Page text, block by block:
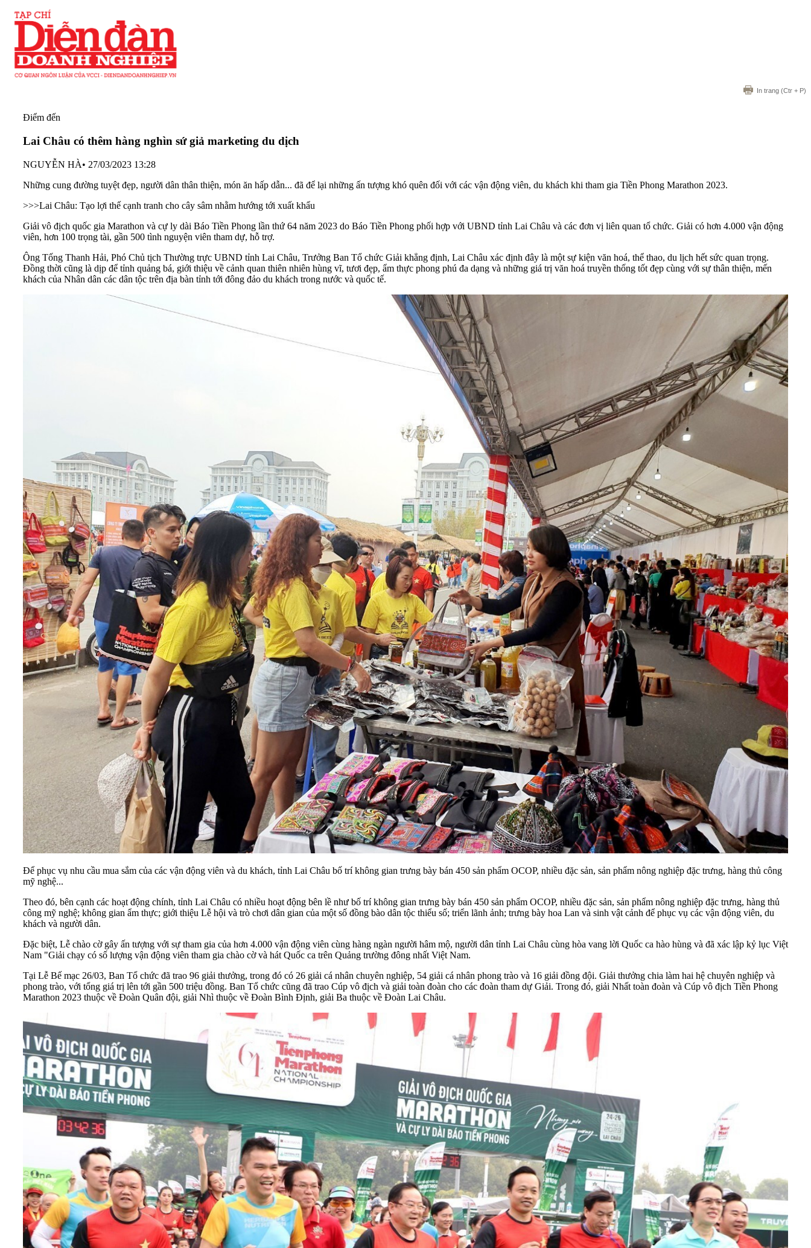
In trang (Ctr + P)
Điểm đến
Lai Châu có thêm hàng nghìn sứ giả marketing du dịch
NGUYỄN HÀ• 27/03/2023 13:28
Những cung đường tuyệt đẹp, người dân thân thiện, món ăn hấp dẫn... đã để lại những ấn tượng khó quên đối với các vận động viên, du khách khi tham gia Tiền Phong Marathon 2023.
>>>Lai Châu: Tạo lợi thế cạnh tranh cho cây sâm nhằm hướng tới xuất khẩu
Giải vô địch quốc gia Marathon và cự ly dài Báo Tiền Phong lần thứ 64 năm 2023 do Báo Tiền Phong phối hợp với UBND tỉnh Lai Châu và các đơn vị liên quan tổ chức. Giải có hơn 4.000 vận động
viên, hơn 100 trọng tài, gần 500 tình nguyện viên tham dự, hỗ trợ.
Ông Tống Thanh Hải, Phó Chủ tịch Thường trực UBND tỉnh Lai Châu, Trưởng Ban Tổ chức Giải khẳng định, Lai Châu xác định đây là một sự kiện văn hoá, thể thao, du lịch hết sức quan trọng.
Đồng thời cũng là dịp để tỉnh quảng bá, giới thiệu về cảnh quan thiên nhiên hùng vĩ, tươi đẹp, ẩm thực phong phú đa dạng và những giá trị văn hoá truyền thống tốt đẹp cùng với sự thân thiện, mến
khách của Nhân dân các dân tộc trên địa bàn tỉnh tới đông đảo du khách trong nước và quốc tế.
Để phục vụ nhu cầu mua sắm của các vận động viên và du khách, tỉnh Lai Châu bố trí không gian trưng bày bán 450 sản phẩm OCOP, nhiều đặc sản, sản phẩm nông nghiệp đặc trưng, hàng thủ công
mỹ nghệ...
Theo đó, bên cạnh các hoạt động chính, tỉnh Lai Châu có nhiều hoạt động bên lề như bố trí không gian trưng bày bán 450 sản phẩm OCOP, nhiều đặc sản, sản phẩm nông nghiệp đặc trưng, hàng thủ
công mỹ nghệ; không gian ẩm thực; giới thiệu Lễ hội và trò chơi dân gian của một số đồng bào dân tộc thiểu số; triển lãnh ảnh; trưng bày hoa Lan và sinh vật cảnh để phục vụ các vận động viên, du
khách và người dân.
Đặc biệt, Lễ chào cờ gây ấn tượng với sự tham gia của hơn 4.000 vận động viên cùng hàng ngàn người hâm mộ, người dân tỉnh Lai Châu cùng hòa vang lời Quốc ca hào hùng và đã xác lập kỷ lục Việt
Nam "Giải chạy có số lượng vận động viên tham gia chào cờ và hát Quốc ca trên Quảng trường đông nhất Việt Nam.
Tại Lễ Bế mạc 26/03, Ban Tổ chức đã trao 96 giải thưởng, trong đó có 26 giải cá nhân chuyên nghiệp, 54 giải cá nhân phong trào và 16 giải đồng đội. Giải thưởng chia làm hai hệ chuyên nghiệp và
phong trào, với tổng giá trị lên tới gần 500 triệu đồng. Ban Tổ chức cũng đã trao Cúp vô địch và giải toàn đoàn cho các đoàn tham dự Giải. Trong đó, giải Nhất toàn đoàn và Cúp vô địch Tiền Phong
Marathon 2023 thuộc về Đoàn Quân đội, giải Nhì thuộc về Đoàn Bình Định, giải Ba thuộc về Đoàn Lai Châu.